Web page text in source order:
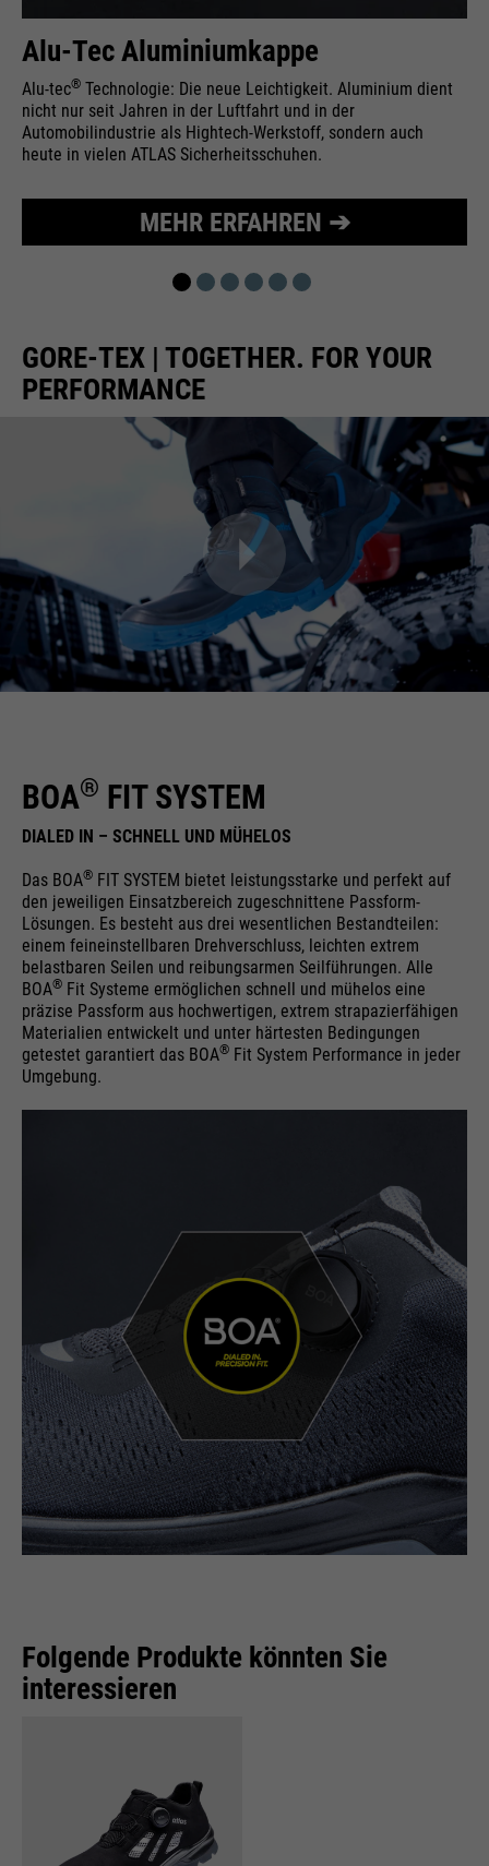
Zweck
Wird zur Begrenzung der Request-
Rate verwendet.
Name
_fbp
Anbieter
Facebook
Alu-Tec Aluminiumkappe
Alu-tec® Technologie: Die neue Leichtigkeit. Aluminium dient
nicht nur seit Jahren in der Luftfahrt und in der
Automobilindustrie als Hightech-Werkstoff, sondern auch
heute in vielen ATLAS Sicherheitsschuhen.
MEHR ERFAHREN ➔
GORE-TEX | TOGETHER. FOR YOUR
PERFORMANCE
BOA® FIT SYSTEM
DIALED IN – SCHNELL UND MÜHELOS
Das BOA® FIT SYSTEM bietet leistungsstarke und perfekt auf
den jeweiligen Einsatzbereich zugeschnittene Passform-
Lösungen. Es besteht aus drei wesentlichen Bestandteilen:
einem feineinstellbaren Drehverschluss, leichten extrem
belastbaren Seilen und reibungsarmen Seilführungen. Alle
BOA® Fit Systeme ermöglichen schnell und mühelos eine
präzise Passform aus hochwertigen, extrem strapazierfähigen
Materialien entwickelt und unter härtesten Bedingungen
getestet garantiert das BOA® Fit System Performance in jeder
Umgebung.
Folgende Produkte könnten Sie
interessieren